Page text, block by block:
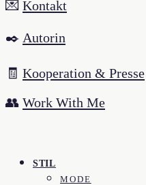
💌 Kontakt
✒️ Autorin
🧾 Kooperation & Presse
👥 Work With Me
STIL
MODE